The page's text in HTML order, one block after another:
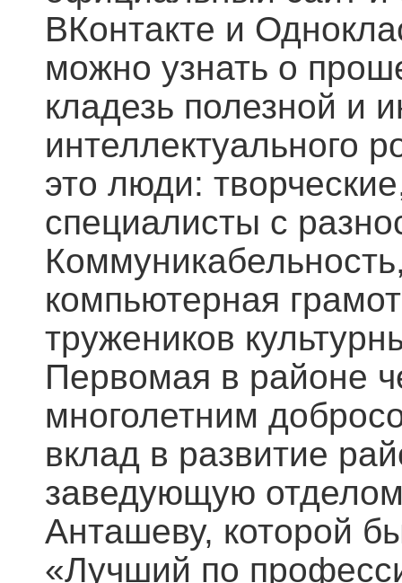
ВКонтакте и
можно узнать о
кладезь полезной и
интеллектуального
это люди:
специалисты с
компьютерная
тружеников
Первомая в районе
многолетним
вклад в развитие
заведующую
Анташеву, которой
«Лучший по